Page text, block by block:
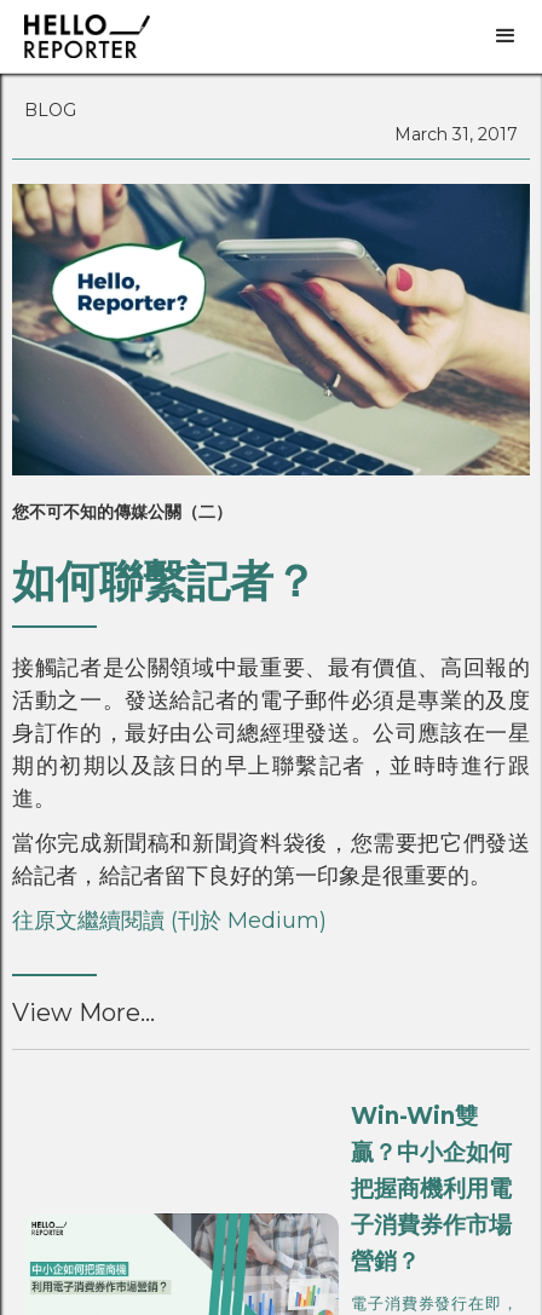
BLOG
March 31, 2017
您不可不知的傳媒公關（二）
如何聯繫記者？
接觸記者是公關領域中最重要、最有價值、高回報的
活動之一。發送給記者的電子郵件必須是專業的及度
身訂作的，最好由公司總經理發送。公司應該在一星
期的初期以及該日的早上聯繫記者，並時時進行跟
進。
當你完成新聞稿和新聞資料袋後，您需要把它們發送
給記者，給記者留下良好的第一印象是很重要的。
往原文繼續閱讀 (刊於 Medium)
View More...
Win-Win雙
贏？中小企如何
把握商機利用電
子消費券作市場
營銷？
電子消費券發行在即，